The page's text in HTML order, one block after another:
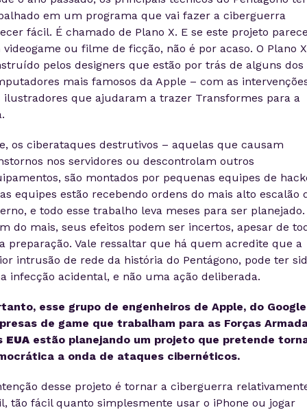
em um programa que vai fazer a ciberguerra
fácil. É chamado de Plano X. E se este projeto
ou filme de ficção, não é por acaso. O Plano
pelos designers que estão por trás de alguns dos
mais famosos da Apple – com as
ilustradores que ajudaram a trazer Transformes para a
os ciberataques destrutivos – aquelas que causam
nos servidores ou descontrolam outros
são montados por pequenas equipes de
equipes estão recebendo ordens do mais alto escalão
e todo esse trabalho leva meses para ser planejado.
do mais, seus efeitos podem ser incertos, apesar de
preparação. Vale ressaltar que há quem acredite que a
intrusão de rede da história do Pentágono, pode ter
infecção acidental, e não uma ação deliberada.
esse grupo de engenheiros de Apple, do
de game que trabalham para as Forças
EUA estão planejando um projeto que pretende
a onda de ataques cibernéticos.
desse projeto é tornar a ciberguerra
tão fácil quanto simplesmente usar o iPhone ou jogar